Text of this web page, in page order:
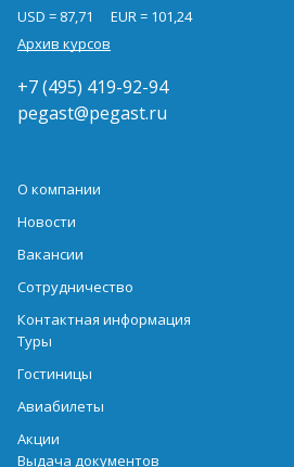
USD = 87,71
EUR = 101,24
Архив курсов
+7 (495) 419-92-94
pegast@pegast.ru
О компании
Новости
Вакансии
Сотрудничество
Контактная информация
Туры
Гостиницы
Авиабилеты
Акции
Выдача документов